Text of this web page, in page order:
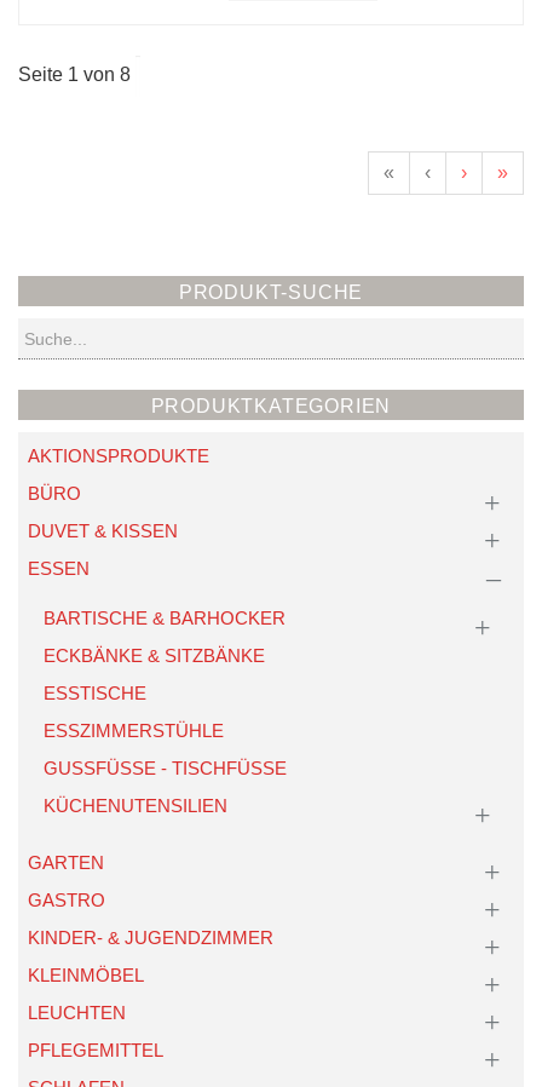
Seite 1 von 8
« ‹ › »
PRODUKT-SUCHE
Suchen
PRODUKTKATEGORIEN
AKTIONSPRODUKTE
BÜRO
DUVET & KISSEN
ESSEN
BARTISCHE & BARHOCKER
ECKBÄNKE & SITZBÄNKE
ESSTISCHE
ESSZIMMERSTÜHLE
GUSSFÜSSE - TISCHFÜSSE
KÜCHENUTENSILIEN
GARTEN
GASTRO
KINDER- & JUGENDZIMMER
KLEINMÖBEL
LEUCHTEN
PFLEGEMITTEL